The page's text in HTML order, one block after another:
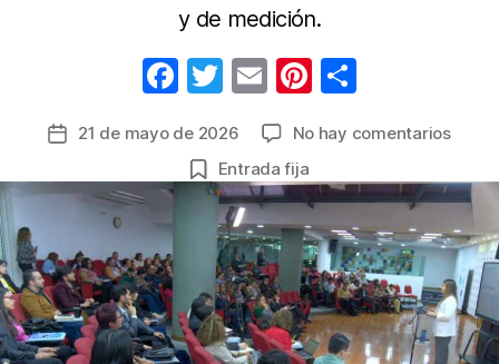
y de medición.
F
c
e
b
o
k
T
itt
er
E
ail
Pi
er
e
st
m
p
ar
tir
Fecha
la
entrada
21 de mayo de 2026 No hay comentariosen
entre
24
del
a
Entrada fija